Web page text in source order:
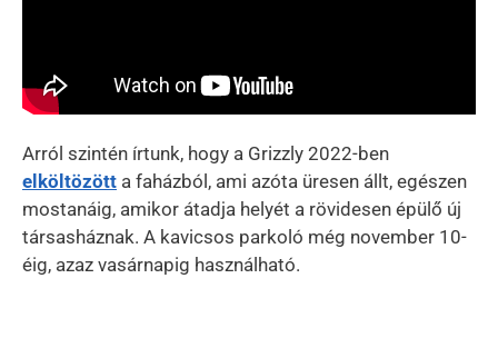
Arról szintén írtunk, hogy a Grizzly 2022-ben
elköltözött a faházból, ami azóta üresen állt, egészen
mostanáig, amikor átadja helyét a rövidesen épülő új
társasháznak. A kavicsos parkoló még november 10-
éig, azaz vasárnapig használható.